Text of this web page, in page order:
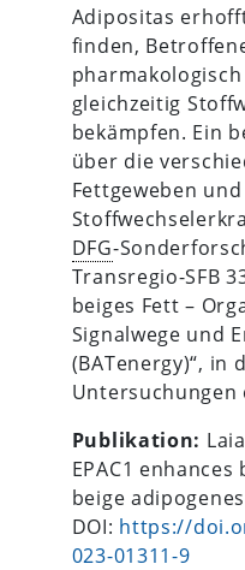
Adipositas
finden,
gleichzeitig
bekämpfen. Ein
über die
Fettgeweben
DFG-
Transregio-SFB
beiges Fett –
Signalwege und
(BATenergy)“, in
Untersuchungen
Publikation:
EPAC1
beige
DOI: https://
023-01311-9